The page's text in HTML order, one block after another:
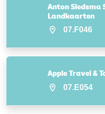
Anton Siedsma
Landkaarten
07.F046
Apple Travel &
07.E054